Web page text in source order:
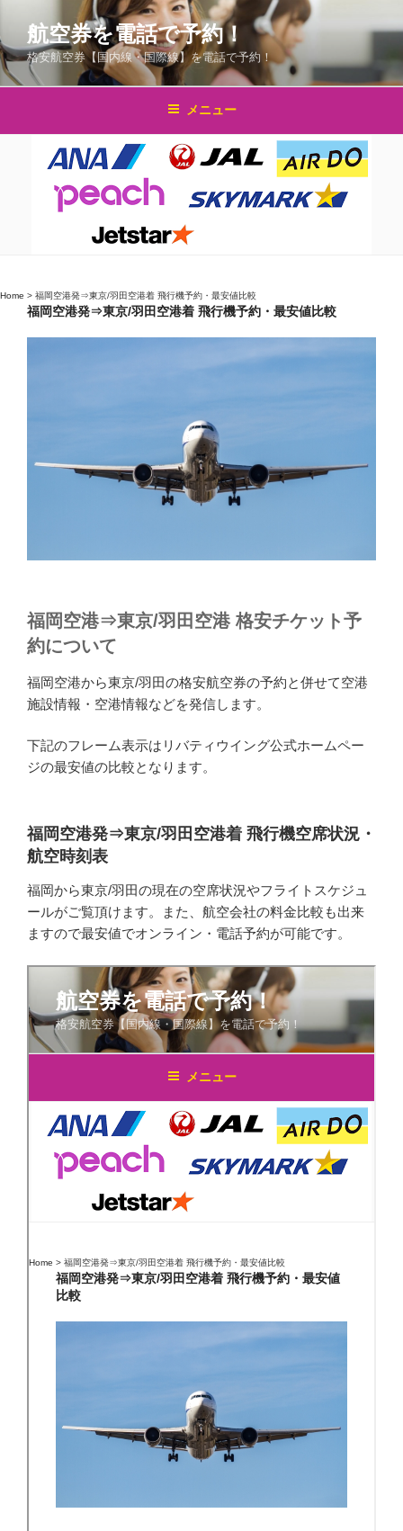
テ
ン
ス
航空券を電話で予約！
格安航空券【国内線・国際線】を電話で予約！
メニュー
Home > 福岡空港発⇒東京/羽田空港着 飛行機予約・最安値比較
福岡空港発⇒東京/羽田空港着 飛行機予約・最安値比較
福岡空港⇒東京/羽田空港 格安チケット予
約について
福岡空港から東京/羽田の格安航空券の予約と併せて空港
施設情報・空港情報などを発信します。
下記のフレーム表示はリバティウイング公式ホームペー
ジの最安値の比較となります。
福岡空港発⇒東京/羽田空港着 飛行機空席状況・
航空時刻表
福岡から東京/羽田の現在の空席状況やフライトスケジュ
ールがご覧頂けます。また、航空会社の料金比較も出来
ますので最安値でオンライン・電話予約が可能です。